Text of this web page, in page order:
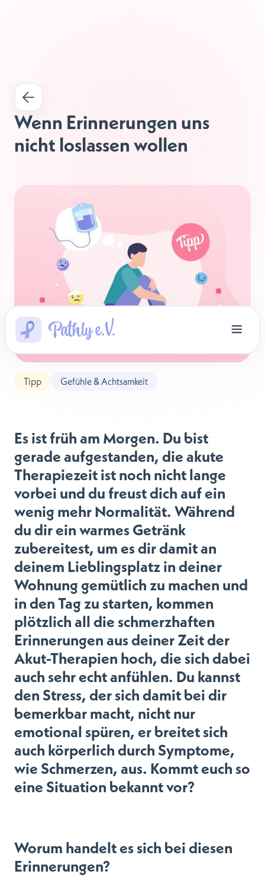
Wenn Erinnerungen uns
nicht loslassen wollen
Tipp Gefühle & Achtsamkeit
Es ist früh am Morgen. Du bist
gerade aufgestanden, die akute
Therapiezeit ist noch nicht lange
vorbei und du freust dich auf ein
wenig mehr Normalität. Während
du dir ein warmes Getränk
zubereitest, um es dir damit an
deinem Lieblingsplatz in deiner
Wohnung gemütlich zu machen und
in den Tag zu starten, kommen
plötzlich all die schmerzhaften
Erinnerungen aus deiner Zeit der
Akut-Therapien hoch, die sich dabei
auch sehr echt anfühlen. Du kannst
den Stress, der sich damit bei dir
bemerkbar macht, nicht nur
emotional spüren, er breitet sich
auch körperlich durch Symptome,
wie Schmerzen, aus. Kommt euch so
eine Situation bekannt vor?
Worum handelt es sich bei diesen
Erinnerungen?